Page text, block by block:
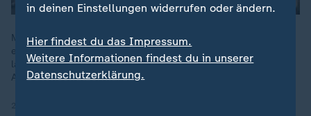
Mit mehreren Drohnen haben Unbekannte den Flugverkehr an
einem der wichtigsten Flughäfen Nordeuropas stundenlang
lahmgelegt. Die dänische Regierung wertet den Vorfall als
Angriff.
in deinen Einstellungen widerrufen oder ändern.
Hier findest du das Impressum.
Weitere Informationen findest du in unserer
Datenschutzerklärung.